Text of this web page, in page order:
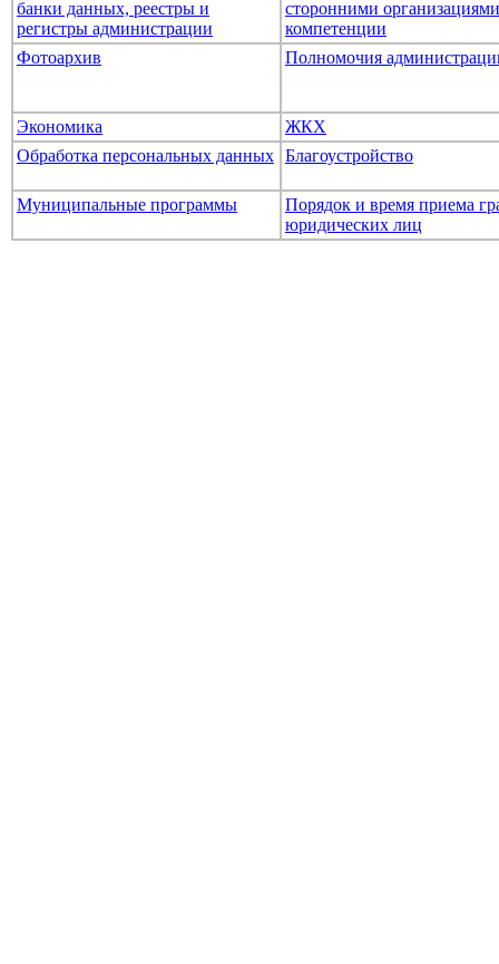
банки данных, реестры и
регистры администрации
сторонними
компетенции
Фотоархив
Полномочия
Экономика
ЖКХ
Обработка персональных данных Благоустройство
Муниципальные программы
Порядок и время приема
юридических лиц